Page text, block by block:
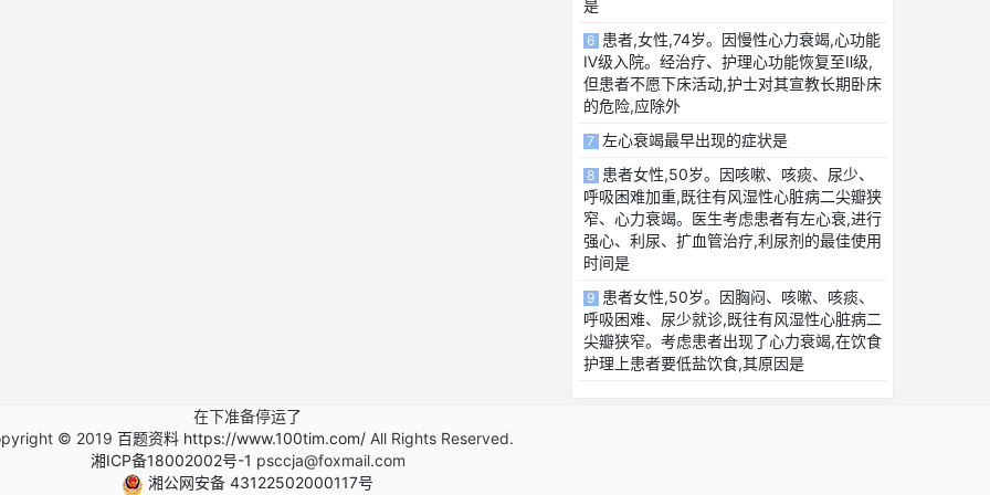
是
6 患者,女性,74岁。因慢性心力衰竭,心功能
Ⅳ级入院。经治疗、护理心功能恢复至Ⅱ级,
但患者不愿下床活动,护士对其宣教长期卧床
的危险,应除外
7 左心衰竭最早出现的症状是
8 患者女性,50岁。因咳嗽、咳痰、尿少、
呼吸困难加重,既往有风湿性心脏病二尖瓣狭
窄、心力衰竭。医生考虑患者有左心衰,进行
强心、利尿、扩血管治疗,利尿剂的最佳使用
时间是
9 患者女性,50岁。因胸闷、咳嗽、咳痰、
呼吸困难、尿少就诊,既往有风湿性心脏病二
尖瓣狭窄。考虑患者出现了心力衰竭,在饮食
护理上患者要低盐饮食,其原因是
在下准备停运了
© 2019 百题资料 https://www.100tim.com/ All Rights Reserved.
湘ICP备18002002号-1 psccja@foxmail.com
湘公网安备 43122502000117号